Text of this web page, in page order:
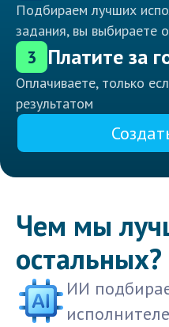
Подбираем лучших
задания, вы выбираете
3 Платите за
Оплачиваете, только
результатом
Чем мы
остальных?
ИИ